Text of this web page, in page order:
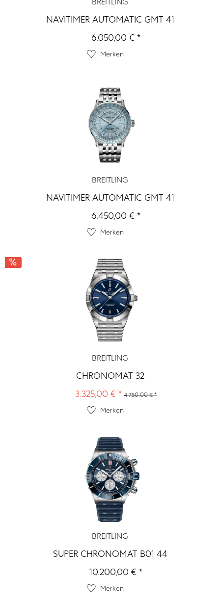
NAVITIMER AUTOMATIC GMT 41
6.050,00 € *
Merken
BREITLING
NAVITIMER AUTOMATIC GMT 41
6.450,00 € *
Merken
BREITLING
CHRONOMAT 32
3.325,00 € * 4.750,00 € *
Merken
BREITLING
SUPER CHRONOMAT B01 44
10.200,00 € *
Merken